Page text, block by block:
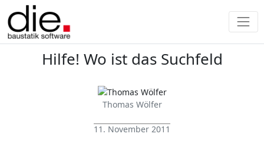
Hilfe! Wo ist das Suchfeld
Thomas Wölfer
11. November 2011